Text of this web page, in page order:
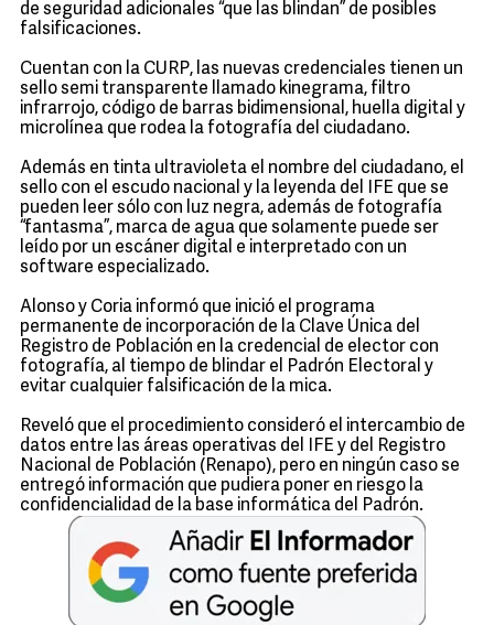
de seguridad adicionales “que las blindan” de posibles
falsificaciones.
Cuentan con la CURP, las nuevas credenciales tienen un
sello semi transparente llamado kinegrama, filtro
infrarrojo, código de barras bidimensional, huella digital y
microlínea que rodea la fotografía del ciudadano.
Además en tinta ultravioleta el nombre del ciudadano, el
sello con el escudo nacional y la leyenda del IFE que se
pueden leer sólo con luz negra, además de fotografía
“fantasma”, marca de agua que solamente puede ser
leído por un escáner digital e interpretado con un
software especializado.
Alonso y Coria informó que inició el programa
permanente de incorporación de la Clave Única del
Registro de Población en la credencial de elector con
fotografía, al tiempo de blindar el Padrón Electoral y
evitar cualquier falsificación de la mica.
Reveló que el procedimiento consideró el intercambio de
datos entre las áreas operativas del IFE y del Registro
Nacional de Población (Renapo), pero en ningún caso se
entregó información que pudiera poner en riesgo la
confidencialidad de la base informática del Padrón.